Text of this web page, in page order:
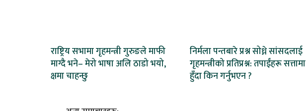
राष्ट्रिय सभामा गृहमन्त्री गुरुङले माफी
माग्दै भने– मेरो भाषा अलि ठाडो भयो,
क्षमा चाहन्छु
निर्मला पन्तबारे प्रश्न सोध्ने सांसदलाई
गृहमन्त्रीको प्रतिप्रश्न: तपाईंहरू सत्तामा
हुँदा किन गर्नुभएन ?